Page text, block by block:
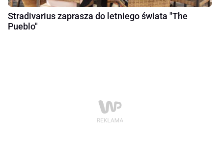
Stradivarius zaprasza do letniego świata "The
Pueblo"